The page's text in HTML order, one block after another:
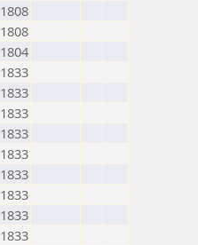
1808
1808
1804
1833
1833
1833
1833
1833
1833
1833
1833
1833